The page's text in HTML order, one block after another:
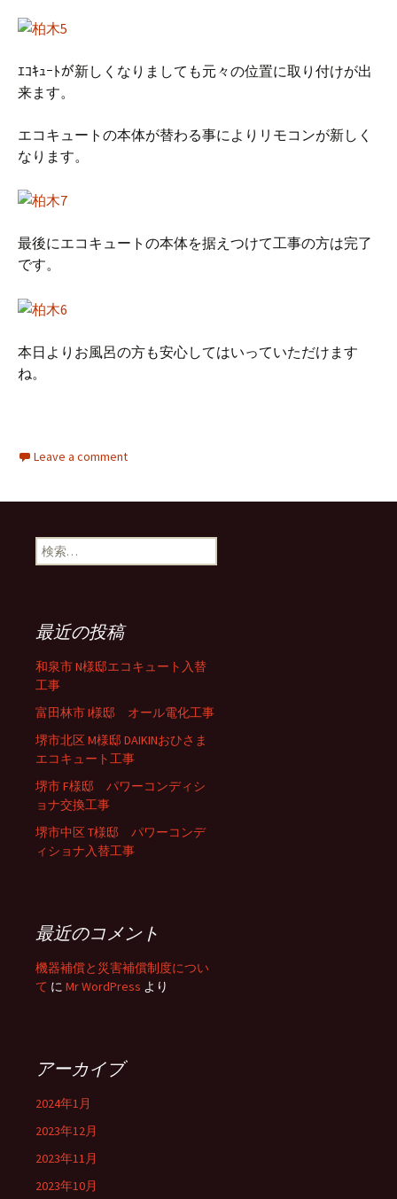
ｴｺｷｭｰﾄが新しくなりましても元々の位置に取り付けが出
来ます。
エコキュートの本体が替わる事によりリモコンが新しく
なります。
最後にエコキュートの本体を据えつけて工事の方は完了
です。
本日よりお風呂の方も安心してはいっていただけます
ね。
Leave a comment
検索:
最近の投稿
和泉市 N様邸エコキュート入替
工事
富田林市 I様邸 オール電化工事
堺市北区 M様邸 DAIKINおひさま
エコキュート工事
堺市 F様邸 パワーコンディシ
ョナ交換工事
堺市中区 T様邸 パワーコンデ
ィショナ入替工事
最近のコメント
機器補償と災害補償制度につい
て に Mr WordPress より
アーカイブ
2024年1月
2023年12月
2023年11月
2023年10月